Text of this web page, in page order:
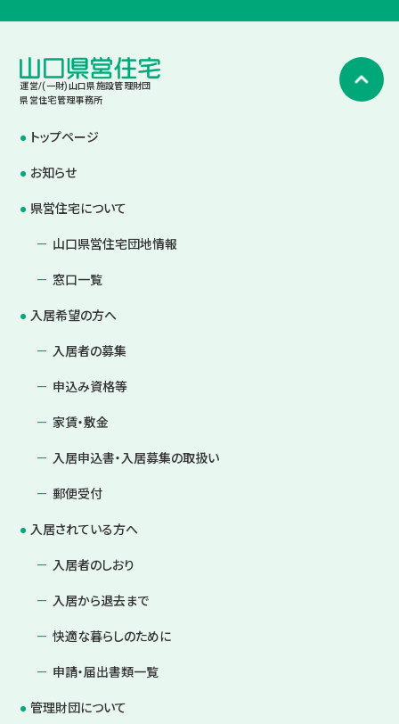
運営/(一財)山口県施設管理財団
県営住宅管理事務所
トップページ
お知らせ
県営住宅について
山口県営住宅団地情報
窓口一覧
入居希望の方へ
入居者の募集
申込み資格等
家賃・敷金
入居申込書・入居募集の取扱い
郵便受付
入居されている方へ
入居者のしおり
入居から退去まで
快適な暮らしのために
申請・届出書類一覧
管理財団について